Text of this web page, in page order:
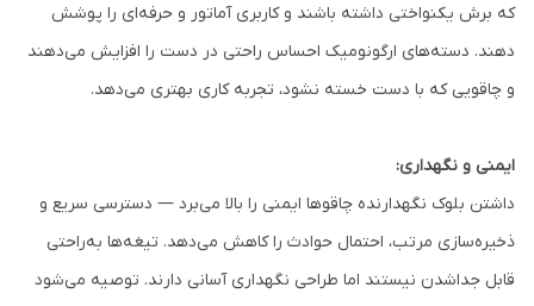
که برش یکنواختی داشته باشند و کاربری آماتور و حرفه‌ای را پوشش
دهند. دسته‌های ارگونومیک احساس راحتی در دست را افزایش می‌دهند
و چاقویی که با دست خسته نشود، تجربه کاری بهتری می‌دهد.
ایمنی و نگهداری:
داشتن بلوک نگهدارنده چاقوها ایمنی را بالا می‌برد — دسترسی سریع و
ذخیره‌سازی مرتب، احتمال حوادث را کاهش می‌دهد. تیغه‌ها به‌راحتی
قابل جداشدن نیستند اما طراحی نگهداری آسانی دارند. توصیه می‌شود